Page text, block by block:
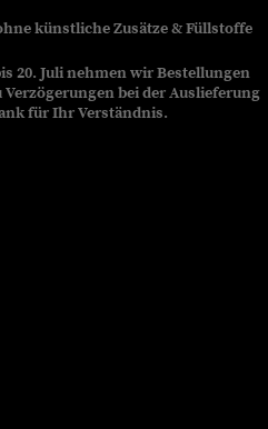
künstliche Zusätze & Füllstoffe
20. Juli nehmen wir Bestellungen
bei der Auslieferung
für Ihr Verständnis.